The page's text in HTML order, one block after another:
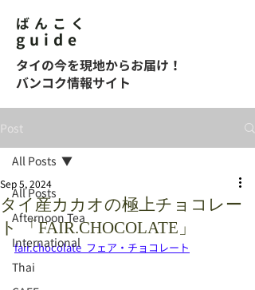
ばんこく
guide
タイの今を現地からお届け！
バンコク情報サイト
Post
All Posts
Afternoon Tea
International
Thai
All Posts
タイ産カカオの極上チョコレー
ト 「FAIR.CHOCOLATE」
Sep 5, 2024
fair.chocolate
  フェア・チョコレート